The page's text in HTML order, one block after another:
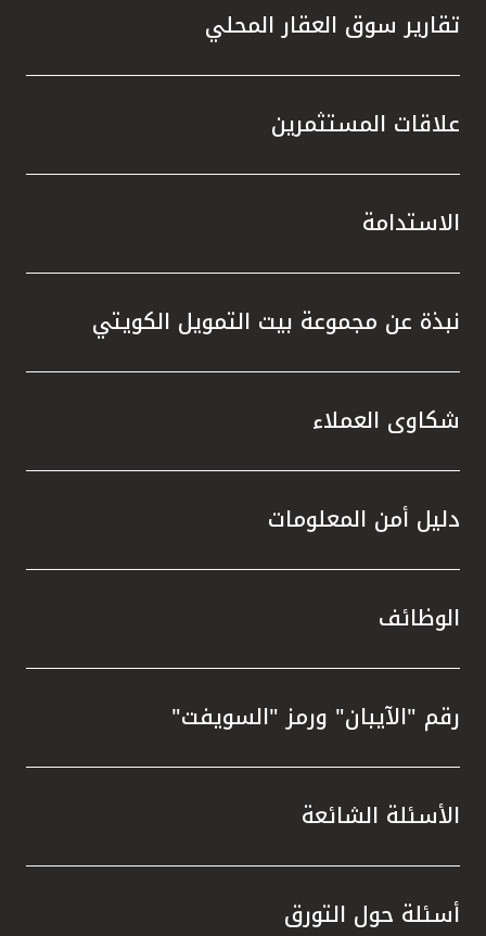
تقارير سوق العقار المحلي
علاقات المستثمرين
الاستدامة
نبذة عن مجموعة بيت التمويل الكويتي
شكاوى العملاء
دليل أمن المعلومات
الوظائف
رقم "الآيبان" ورمز "السويفت"
الأسئلة الشائعة
أسئلة حول التورق